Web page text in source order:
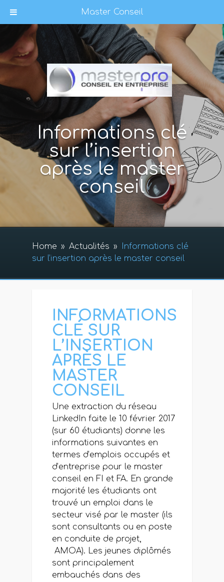
Informations clé
sur l’insertion
après le master
conseil
Home » Actualités »
Informations clé
sur l’insertion après le master conseil
INFORMATIONS
CLÉ SUR
L’INSERTION
APRÈS LE
MASTER
CONSEIL
Une extraction du réseau
LinkedIn faite le 10 février 2017
(sur 60 étudiants) donne les
informations suivantes en
termes d’emplois occupés et
d’entreprise pour le master
conseil en FI et FA. En grande
majorité les étudiants ont
trouvé un emploi dans le
secteur visé par le master (ils
sont consultants ou en poste
en conduite de projet,
AMOA). Les jeunes diplômés
sont principalement
embauchés dans des
Master Conseil